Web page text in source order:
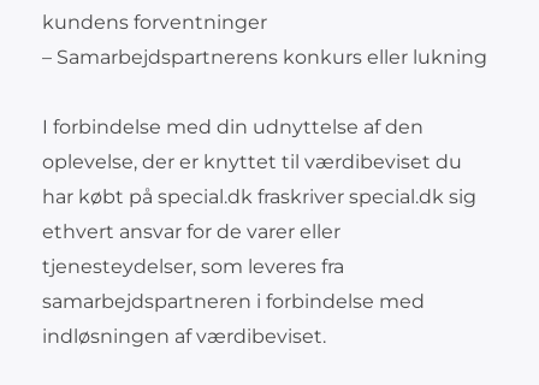
kundens forventninger
– Samarbejdspartnerens konkurs eller lukning
I forbindelse med din udnyttelse af den
oplevelse, der er knyttet til værdibeviset du
har købt på special.dk fraskriver special.dk sig
ethvert ansvar for de varer eller
tjenesteydelser, som leveres fra
samarbejdspartneren i forbindelse med
indløsningen af værdibeviset.